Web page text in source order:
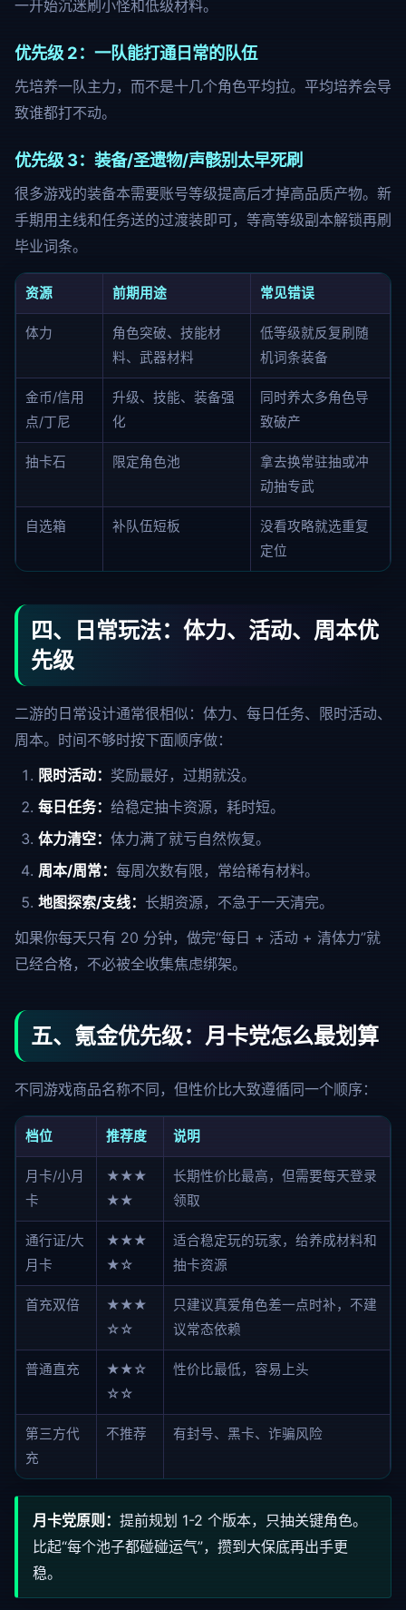
一开始沉迷刷小怪和低级材料。
优先级 2：一队能打通日常的队伍
先培养一队主力，而不是十几个角色平均拉。平均培养会导
致谁都打不动。
优先级 3：装备/圣遗物/声骸别太早死刷
很多游戏的装备本需要账号等级提高后才掉高品质产物。新
手期用主线和任务送的过渡装即可，等高等级副本解锁再刷
毕业词条。
资源 前期用途 常见错误
体力
角色突破、技能材
料、武器材料
低等级就反复刷随
机词条装备
金币/信用
点/丁尼
升级、技能、装备强
化
同时养太多角色导
致破产
抽卡石 限定角色池
拿去换常驻抽或冲
动抽专武
自选箱 补队伍短板
没看攻略就选重复
定位
四、日常玩法：体力、活动、周本优
先级
二游的日常设计通常很相似：体力、每日任务、限时活动、
周本。时间不够时按下面顺序做：
限时活动： 奖励最好，过期就没。
每日任务： 给稳定抽卡资源，耗时短。
体力清空： 体力满了就亏自然恢复。
周本/周常： 每周次数有限，常给稀有材料。
地图探索/支线： 长期资源，不急于一天清完。
如果你每天只有 20 分钟，做完“每日 + 活动 + 清体力”就
已经合格，不必被全收集焦虑绑架。
五、氪金优先级：月卡党怎么最划算
不同游戏商品名称不同，但性价比大致遵循同一个顺序：
档位 推荐度 说明
月卡/小月
卡
★★★
★★
长期性价比最高，但需要每天登录
领取
通行证/大
月卡
★★★
★☆
适合稳定玩的玩家，给养成材料和
抽卡资源
首充双倍
★★★
☆☆
只建议真爱角色差一点时补，不建
议常态依赖
普通直充
★★☆
☆☆
性价比最低，容易上头
第三方代
充
不推荐 有封号、黑卡、诈骗风险
月卡党原则： 提前规划 1-2 个版本，只抽关键角色。
比起“每个池子都碰碰运气”，攒到大保底再出手更
稳。